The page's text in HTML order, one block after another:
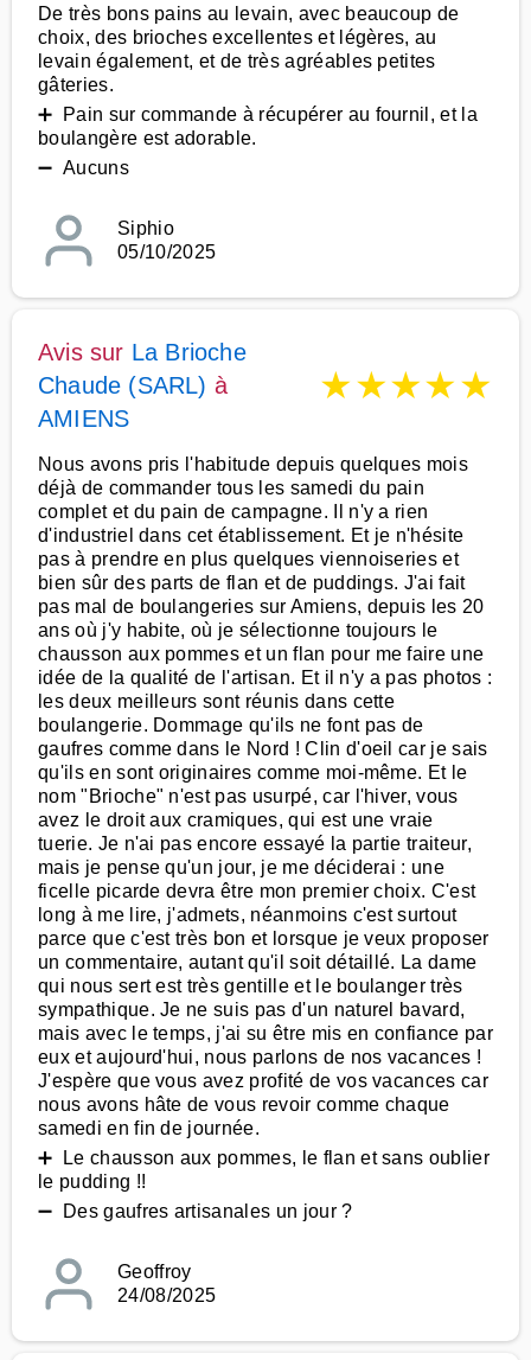
De très bons pains au levain, avec beaucoup de
choix, des brioches excellentes et légères, au
levain également, et de très agréables petites
gâteries.
➕ Pain sur commande à récupérer au fournil, et la
boulangère est adorable.
➖ Aucuns
Siphio
05/10/2025
Avis sur La Brioche
Chaude (SARL) à
AMIENS
★★★★★
Nous avons pris l'habitude depuis quelques mois
déjà de commander tous les samedi du pain
complet et du pain de campagne. Il n'y a rien
d'industriel dans cet établissement. Et je n'hésite
pas à prendre en plus quelques viennoiseries et
bien sûr des parts de flan et de puddings. J'ai fait
pas mal de boulangeries sur Amiens, depuis les 20
ans où j'y habite, où je sélectionne toujours le
chausson aux pommes et un flan pour me faire une
idée de la qualité de l'artisan. Et il n'y a pas photos :
les deux meilleurs sont réunis dans cette
boulangerie. Dommage qu'ils ne font pas de
gaufres comme dans le Nord ! Clin d'oeil car je sais
qu'ils en sont originaires comme moi-même. Et le
nom "Brioche" n'est pas usurpé, car l'hiver, vous
avez le droit aux cramiques, qui est une vraie
tuerie. Je n'ai pas encore essayé la partie traiteur,
mais je pense qu'un jour, je me déciderai : une
ficelle picarde devra être mon premier choix. C'est
long à me lire, j'admets, néanmoins c'est surtout
parce que c'est très bon et lorsque je veux proposer
un commentaire, autant qu'il soit détaillé. La dame
qui nous sert est très gentille et le boulanger très
sympathique. Je ne suis pas d'un naturel bavard,
mais avec le temps, j'ai su être mis en confiance par
eux et aujourd'hui, nous parlons de nos vacances !
J'espère que vous avez profité de vos vacances car
nous avons hâte de vous revoir comme chaque
samedi en fin de journée.
➕ Le chausson aux pommes, le flan et sans oublier
le pudding !!
➖ Des gaufres artisanales un jour ?
Geoffroy
24/08/2025